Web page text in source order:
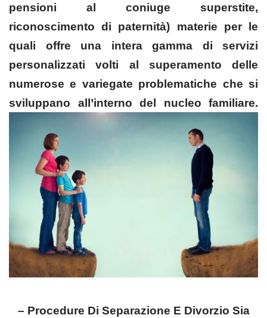
pensioni al coniuge superstite,
riconoscimento di paternità) materie per le
quali offre una intera gamma di servizi
personalizzati volti al superamento delle
numerose e variegate problematiche che si
sviluppano all’interno del nucleo familiare.
– Procedure Di Separazione E Divorzio Sia